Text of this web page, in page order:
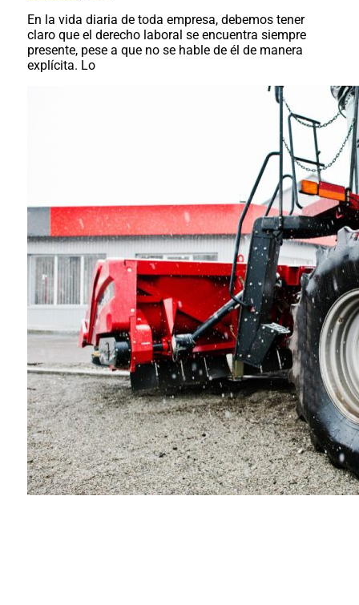
En la vida diaria de toda empresa, debemos tener
claro que el derecho laboral se encuentra siempre
presente, pese a que no se hable de él de manera
explícita. Lo